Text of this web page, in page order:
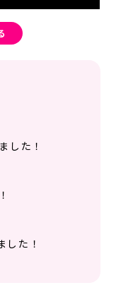
した！
した！